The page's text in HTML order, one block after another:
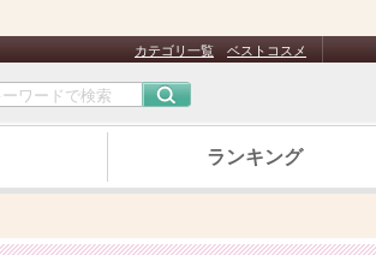
カテゴリ一覧 ベストコスメ
ランキング